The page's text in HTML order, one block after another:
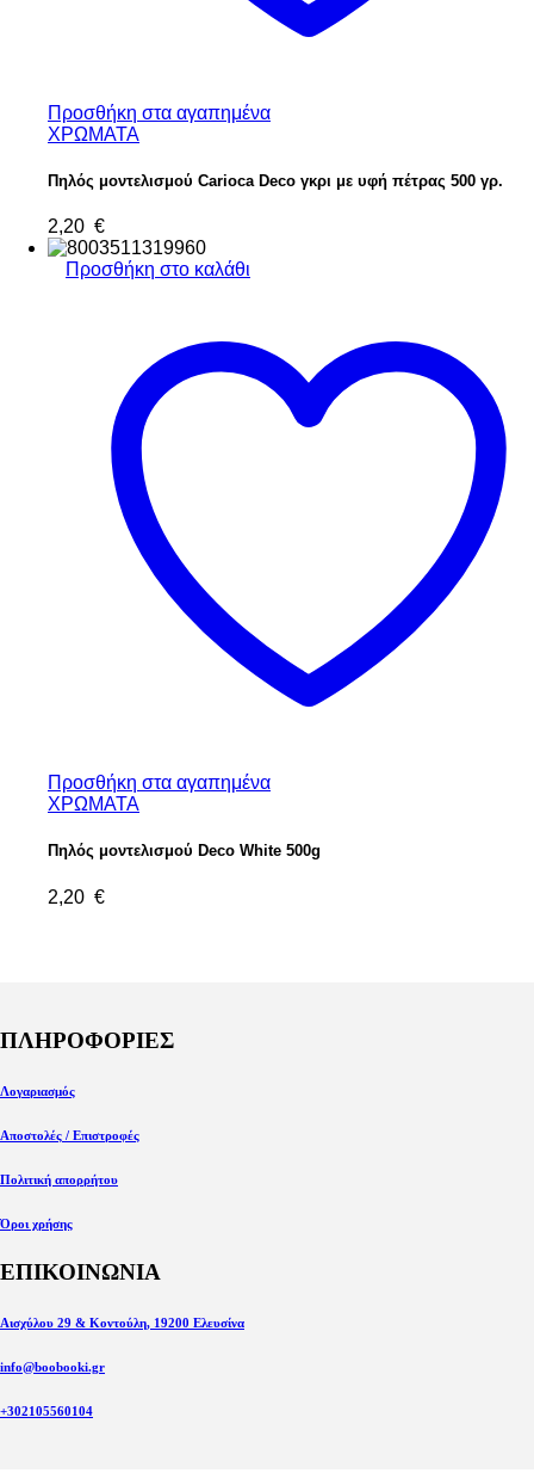
Προσθήκη στα αγαπημένα
ΧΡΩΜΑΤΑ
Πηλός μοντελισμού Carioca Deco γκρι με υφή πέτρας 500 γρ.
2,20 €
Προσθήκη στο καλάθι
Προσθήκη στα αγαπημένα
ΧΡΩΜΑΤΑ
Πηλός μοντελισμού Deco White 500g
2,20 €
ΠΛΗΡΟΦΟΡΙΕΣ
Λογαριασμός
Αποστολές / Επιστροφές
Πολιτική απορρήτου
Όροι χρήσης
ΕΠΙΚΟΙΝΩΝΙΑ
Αισχύλου 29 & Κοντούλη, 19200 Ελευσίνα
info@boobooki.gr
+302105560104